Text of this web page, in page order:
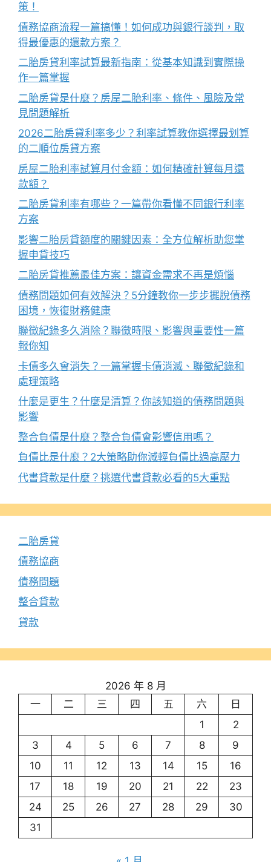
策！
債務協商流程一篇搞懂！如何成功與銀行談判，取
得最優惠的還款方案？
二胎房貸利率試算最新指南：從基本知識到實際操
作一篇掌握
二胎房貸是什麼？房屋二胎利率、條件、風險及常
見問題解析
2026二胎房貸利率多少？利率試算教你選擇最划算
的二順位房貸方案
房屋二胎利率試算月付金額：如何精確計算每月還
款額？
二胎房貸利率有哪些？一篇帶你看懂不同銀行利率
方案
影響二胎房貸額度的關鍵因素：全方位解析助您掌
握申貸技巧
二胎房貸推薦最佳方案：讓資金需求不再是煩惱
債務問題如何有效解決？5分鐘教你一步步擺脫債務
困境，恢復財務健康
聯徵紀錄多久消除？聯徵時限、影響與重要性一篇
報你知
卡債多久會消失？一篇掌握卡債消滅、聯徵紀錄和
處理策略
什麼是更生？什麼是清算？你該知道的債務問題與
影響
整合負債是什麼？整合負債會影響信用嗎？
負債比是什麼？2大策略助你減輕負債比過高壓力
代書貸款是什麼？挑選代書貸款必看的5大重點
二胎房貸
債務協商
債務問題
整合貸款
貸款
2026 年 8 月
一
二 三 四 五 六
日
1
2
3
4 5 6 7 8
9
10
11 12 13 14 15
16
17
18 19 20 21 22
23
24
25 26 27 28 29
30
31